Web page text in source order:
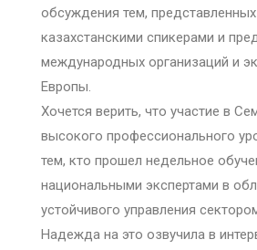
обсуждения тем,
казахстанскими спикерами и
международных организаций и
Европы.
Хочется верить, что участие в
высокого профессионального
тем, кто прошел недельное
национальными экспертами в
устойчивого управления
Надежда на это озвучила в